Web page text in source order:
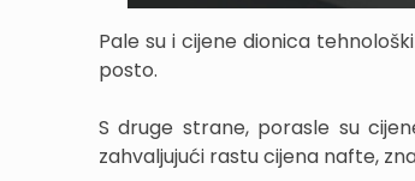
Pale su i cijene dionica
posto.
S druge strane, porasle su
zahvaljujući rastu cijena nafte,